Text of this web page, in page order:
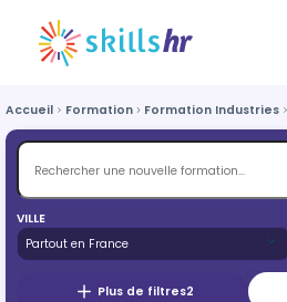
Accueil Formation Formation Industries
VILLE
Plus de filtres2